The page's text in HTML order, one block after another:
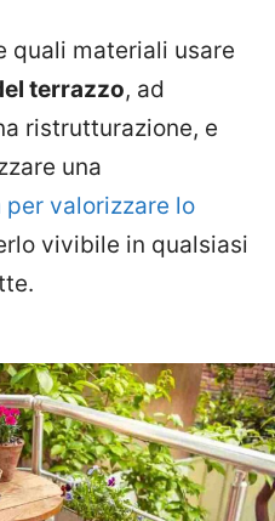
quali materiali usare
terrazzo, ad
ristrutturazione, e
una
per valorizzare lo
vivibile in qualsiasi